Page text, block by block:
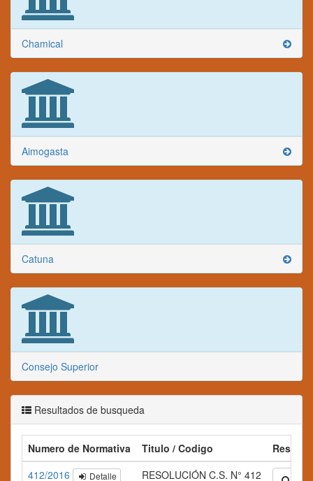
Chamical
Aimogasta
Catuna
Consejo Superior
Resultados de busqueda
Numero de Normativa Titulo / Codigo
412/2016
Detalle RESOLUCIÓN C.S. N° 412